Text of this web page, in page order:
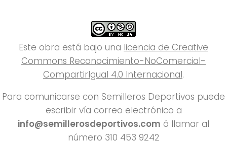
Este obra está bajo una licencia de Creative
Commons Reconocimiento-NoComercial-
CompartirIgual 4.0 Internacional.
Para comunicarse con Semilleros Deportivos puede
escribir vía correo electrónico a
info@semillerosdeportivos.com ó llamar al
número 310 453 9242